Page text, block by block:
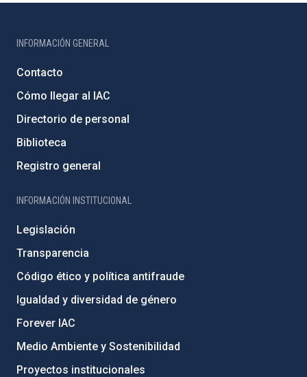
INFORMACIÓN GENERAL
Contacto
Cómo llegar al IAC
Directorio de personal
Biblioteca
Registro general
INFORMACIÓN INSTITUCIONAL
Legislación
Transparencia
Código ético y política antifraude
Igualdad y diversidad de género
Forever IAC
Medio Ambiente y Sostenibilidad
Proyectos institucionales